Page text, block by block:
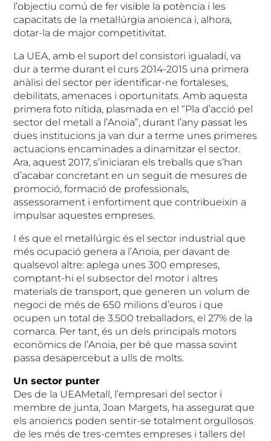
l’objectiu comú de fer visible la potència i les
capacitats de la metal·lúrgia anoienca i, alhora,
dotar-la de major competitivitat.
La UEA, amb el suport del consistori igualadí, va
dur a terme durant el curs 2014-2015 una primera
anàlisi del sector per identificar-ne fortaleses,
debilitats, amenaces i oportunitats. Amb aquesta
primera foto nítida, plasmada en el “Pla d’acció pel
sector del metall a l’Anoia”, durant l’any passat les
dues institucions ja van dur a terme unes primeres
actuacions encaminades a dinamitzar el sector.
Ara, aquest 2017, s’iniciaran els treballs que s’han
d’acabar concretant en un seguit de mesures de
promoció, formació de professionals,
assessorament i enfortiment que contribueixin a
impulsar aquestes empreses.
I és que el metal·lúrgic és el sector industrial que
més ocupació genera a l’Anoia, per davant de
qualsevol altre: aplega unes 300 empreses,
comptant-hi el subsector del motor i altres
materials de transport, que generen un volum de
negoci de més de 650 milions d’euros i que
ocupen un total de 3.500 treballadors, el 27% de la
comarca. Per tant, és un dels principals motors
econòmics de l’Anoia, per bé que massa sovint
passa desapercebut a ulls de molts.
Un sector punter
Des de la UEAMetall, l’empresari del sector i
membre de junta, Joan Margets, ha assegurat que
els anoiencs poden sentir-se totalment orgullosos
de les més de tres-cemtes empreses i tallers del